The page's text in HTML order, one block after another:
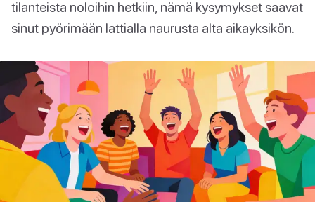
tilanteista noloihin hetkiin, nämä kysymykset saavat
sinut pyörimään lattialla naurusta alta aikayksikön.